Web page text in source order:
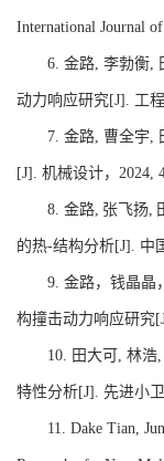
International Journal
6. 金路 李勃衡
动力响应研究[J]. 工
7. 金路 曹全宇
[J]. 机械设计， 2024,
8. 金路 张飞扬
的热-结构分析[J]. 中
9. 金路，钱晶晶
构撞击动力响应研究
10. 田大可 林浩
特性分析[J]. 先进小
11. Dake Tian,